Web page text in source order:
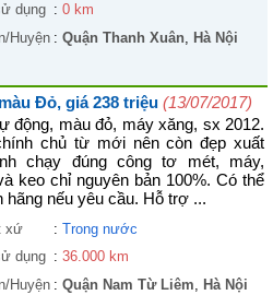
dụng : 0 km
Huyện : Quận Thanh Xuân, Hà Nội
Đỏ, giá 238 triệu (13/07/2017)
động, màu đỏ, máy xăng, sx 2012.
chủ từ mới nên còn đẹp xuất
chạy đúng công tơ mét, máy,
keo chỉ nguyên bản 100%. Có thể
hãng nếu yêu cầu. Hỗ trợ ...
xứ : Trong nước
dụng : 36.000 km
Huyện : Quận Nam Từ Liêm, Hà Nội